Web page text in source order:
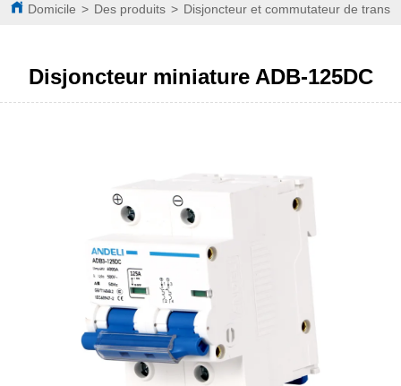
Domicile > Des produits > Disjoncteur et commutateur de
Disjoncteur miniature ADB-125DC